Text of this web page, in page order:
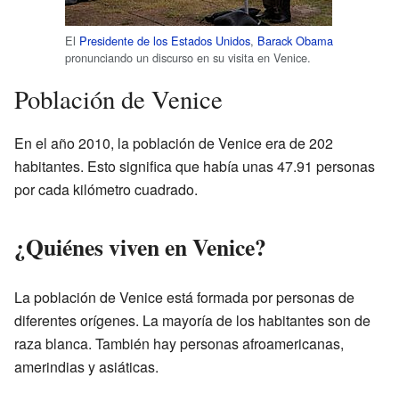
El Presidente de los Estados Unidos, Barack Obama
pronunciando un discurso en su visita en Venice.
Población de Venice
En el año 2010, la población de Venice era de 202
habitantes. Esto significa que había unas 47.91 personas
por cada kilómetro cuadrado.
¿Quiénes viven en Venice?
La población de Venice está formada por personas de
diferentes orígenes. La mayoría de los habitantes son de
raza blanca. También hay personas afroamericanas,
amerindias y asiáticas.